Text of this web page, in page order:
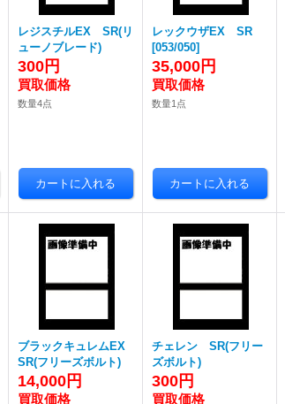
レジスチルEX SR(リ
ューノブレード)
300円
数量4点
レックウザEX SR
[053/050]
35,000円
数量1点
ブラックキュレムEX
SR(フリーズボルト)
14,000円
チェレン SR(フリー
ズボルト)
300円